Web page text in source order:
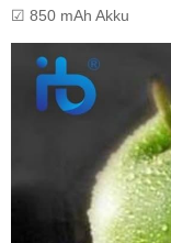
☑ 850 mAh Akku